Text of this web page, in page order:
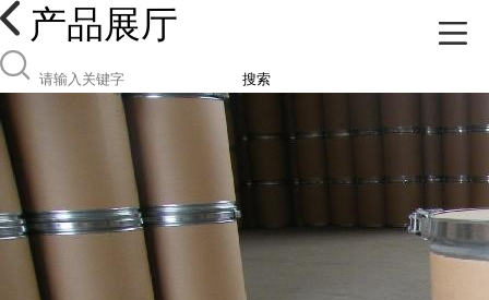
产品展厅
搜索